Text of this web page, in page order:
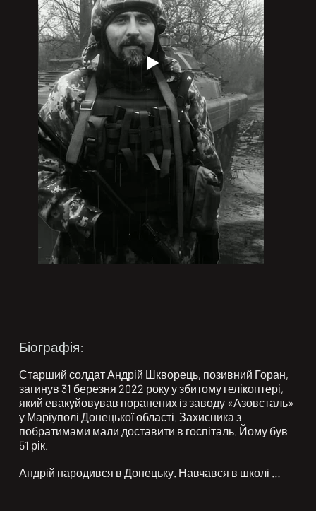
Біографія:
Старший солдат Андрій Шкворець, позивний Горан,
загинув 31 березня 2022 року у збитому гелікоптері,
який евакуйовував поранених із заводу «Азовсталь»
у Маріуполі Донецької області. Захисника з
побратимами мали доставити в госпіталь. Йому був
51 рік.
Андрій народився в Донецьку. Навчався в школі